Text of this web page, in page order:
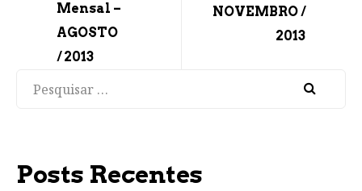
Mensal –
AGOSTO
/ 2013
NOVEMBRO /
2013
Posts Recentes